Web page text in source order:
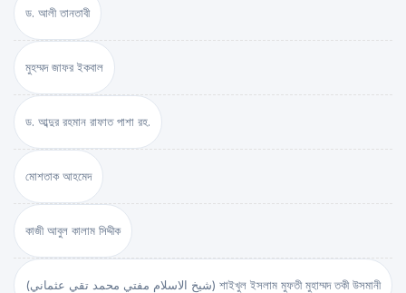
ড. আলী তানতাবী
মুহম্মদ জাফর ইকবাল
ড. আব্দুর রহমান রাফাত পাশা রহ.
মোশতাক আহমেদ
কাজী আবুল কালাম সিদ্দীক
(شيخ الاسلام مفتي محمد تقي عثماني) শাইখুল ইসলাম মুফতী মুহাম্মদ তকী উসমানী